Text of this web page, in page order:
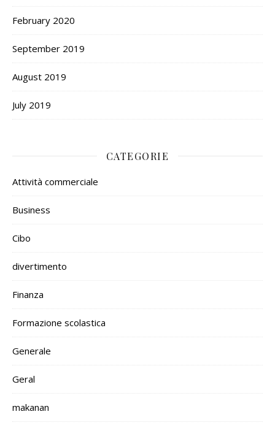
February 2020
September 2019
August 2019
July 2019
CATEGORIE
Attività commerciale
Business
Cibo
divertimento
Finanza
Formazione scolastica
Generale
Geral
makanan